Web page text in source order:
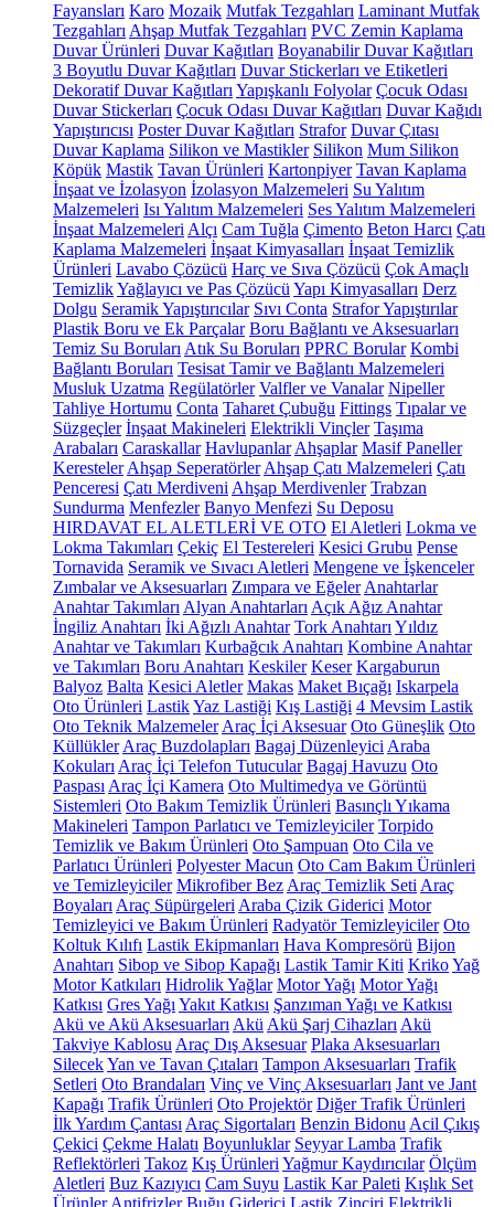
Fayansları Karo Mozaik Mutfak Tezgahları Laminant Mutfak
Tezgahları Ahşap Mutfak Tezgahları PVC Zemin Kaplama
Duvar Ürünleri Duvar Kağıtları Boyanabilir Duvar Kağıtları
3 Boyutlu Duvar Kağıtları Duvar Stickerları ve Etiketleri
Dekoratif Duvar Kağıtları Yapışkanlı Folyolar Çocuk Odası
Duvar Stickerları Çocuk Odası Duvar Kağıtları Duvar Kağıdı
Yapıştırıcısı Poster Duvar Kağıtları Strafor Duvar Çıtası
Duvar Kaplama Silikon ve Mastikler Silikon Mum Silikon
Köpük Mastik Tavan Ürünleri Kartonpiyer Tavan Kaplama
İnşaat ve İzolasyon İzolasyon Malzemeleri Su Yalıtım
Malzemeleri Isı Yalıtım Malzemeleri Ses Yalıtım Malzemeleri
İnşaat Malzemeleri Alçı Cam Tuğla Çimento Beton Harcı Çatı
Kaplama Malzemeleri İnşaat Kimyasalları İnşaat Temizlik
Ürünleri Lavabo Çözücü Harç ve Sıva Çözücü Çok Amaçlı
TemizlikYağlayıcı ve Pas Çözücü Yapı Kimyasalları Derz
Dolgu Seramik Yapıştırıcılar Sıvı Conta Strafor Yapıştırılar
Plastik Boru ve Ek Parçalar Boru Bağlantı ve Aksesuarları
Temiz Su Boruları Atık Su Boruları PPRC Borular Kombi
Bağlantı Boruları Tesisat Tamir ve Bağlantı Malzemeleri
Musluk Uzatma Regülatörler Valfler ve Vanalar Nipeller
Tahliye Hortumu Conta Taharet Çubuğu Fittings Tıpalar ve
Süzgeçler İnşaat Makineleri Elektrikli Vinçler Taşıma
Arabaları Caraskallar Havlupanlar Ahşaplar Masif Paneller
Keresteler Ahşap Seperatörler Ahşap Çatı Malzemeleri Çatı
Penceresi Çatı Merdiveni Ahşap Merdivenler Trabzan
Sundurma Menfezler Banyo Menfezi Su Deposu
HIRDAVAT EL ALETLERİ VE OTO El Aletleri Lokma ve
Lokma Takımları Çekiç El Testereleri Kesici Grubu Pense
Tornavida Seramik ve Sıvacı Aletleri Mengene ve İşkenceler
Zımbalar ve Aksesuarları Zımpara ve Eğeler Anahtarlar
Anahtar Takımları Alyan Anahtarları Açık Ağız Anahtar
İngiliz Anahtarı İki Ağızlı Anahtar Tork Anahtarı Yıldız
Anahtar ve Takımları Kurbağcık Anahtarı Kombine Anahtar
ve Takımları Boru Anahtarı Keskiler Keser Kargaburun
Balyoz Balta Kesici Aletler Makas Maket Bıçağı Iskarpela
Oto Ürünleri LastikYaz Lastiği Kış Lastiği 4 Mevsim Lastik
Oto Teknik Malzemeler Araç İçi Aksesuar Oto Güneşlik Oto
Küllükler Araç Buzdolapları Bagaj Düzenleyici Araba
Kokuları Araç İçi Telefon Tutucular Bagaj Havuzu Oto
Paspası Araç İçi Kamera Oto Multimedya ve Görüntü
Sistemleri Oto Bakım Temizlik Ürünleri Basınçlı Yıkama
Makineleri Tampon Parlatıcı ve Temizleyiciler Torpido
Temizlik ve Bakım Ürünleri Oto Şampuan Oto Cila ve
Parlatıcı Ürünleri Polyester Macun Oto Cam Bakım Ürünleri
ve Temizleyiciler Mikrofiber Bez Araç Temizlik Seti Araç
Boyaları Araç Süpürgeleri Araba Çizik Giderici Motor
Temizleyici ve Bakım Ürünleri Radyatör Temizleyiciler Oto
Koltuk Kılıfı Lastik Ekipmanları Hava Kompresörü Bijon
Anahtarı Sibop ve Sibop Kapağı Lastik Tamir Kiti KrikoYağ
Motor Katkıları Hidrolik Yağlar Motor Yağı Motor Yağı
Katkısı Gres Yağı Yakıt Katkısı Şanzıman Yağı ve Katkısı
Akü ve Akü Aksesuarları Akü Akü Şarj Cihazları Akü
Takviye Kablosu Araç Dış Aksesuar Plaka Aksesuarları
SilecekYan ve Tavan Çıtaları Tampon Aksesuarları Trafik
Setleri Oto Brandaları Vinç ve Vinç Aksesuarları Jant ve Jant
Kapağı Trafik Ürünleri Oto Projektör Diğer Trafik Ürünleri
İlk Yardım Çantası Araç Sigortaları Benzin Bidonu Acil Çıkış
Çekici Çekme Halatı Boyunluklar Seyyar Lamba Trafik
Reflektörleri Takoz Kış Ürünleri Yağmur Kaydırıcılar Ölçüm
Aletleri Buz Kazıyıcı Cam Suyu Lastik Kar Paleti Kışlık Set
Ürünler Antifrizler Buğu Giderici Lastik Zinciri Elektrikli